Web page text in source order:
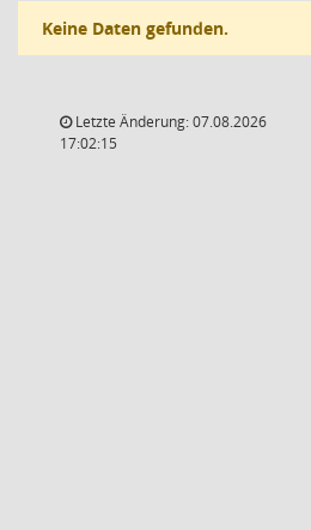
Keine Daten gefunden.
Letzte Änderung: 07.08.2026
17:02:15